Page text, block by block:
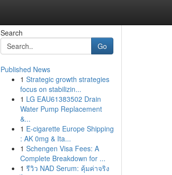
Search
Go
Published News
1 Strategic growth strategies
focus on stabilizin...
1 LG EAU61383502 Drain
Water Pump Replacement
&...
1 E-cigarette Europe Shipping
: AK 0mg & Ita...
1 Schengen Visa Fees: A
Complete Breakdown for ...
1 รีวิว NAD Serum: คุ้มค่าจริง